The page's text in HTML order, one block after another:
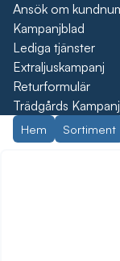
Ansök om
Kampanjblad
Lediga tjänster
Extraljuskampanj
Returformulär
Trädgårds Kampanj
Hem Sortiment